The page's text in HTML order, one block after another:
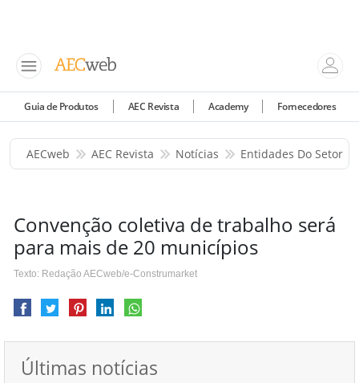
Guia de Produtos AEC Revista Academy Fornecedores
AECweb AEC Revista Notícias Entidades Do Setor
Convenção coletiva de trabalho será
para mais de 20 municípios
Texto: Redação AECweb/e-Construmarket
Últimas notícias